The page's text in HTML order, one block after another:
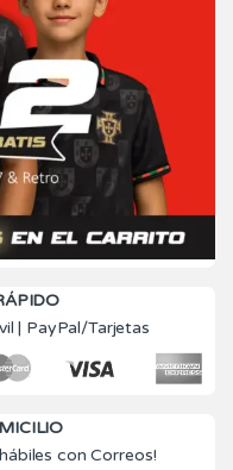
| PayPal/Tarjetas
con Correos!